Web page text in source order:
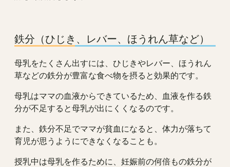
鉄分（ひじき、レバー、ほうれん草など）
母乳をたくさん出すには、ひじきやレバー、ほうれん
草などの鉄分が豊富な食べ物を摂ると効果的です。
母乳はママの血液からできているため、血液を作る鉄
分が不足すると母乳が出にくくなるのです。
また、鉄分不足でママが貧血になると、体力が落ちて
育児が思うようにできなくなることも。
授乳中は母乳を作るために、妊娠前の何倍もの鉄分が